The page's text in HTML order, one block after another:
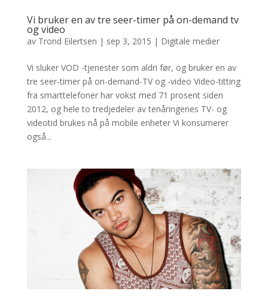
Vi bruker en av tre seer-timer på on-demand tv
og video
av Trond Eilertsen | sep 3, 2015 | Digitale medier
Vi sluker VOD -tjenester som aldri før, og bruker en av
tre seer-timer på on-demand-TV og -video Video-titting
fra smarttelefoner har vokst med 71 prosent siden
2012, og hele to tredjedeler av tenåringenes TV- og
videotid brukes nå på mobile enheter Vi konsumerer
også...